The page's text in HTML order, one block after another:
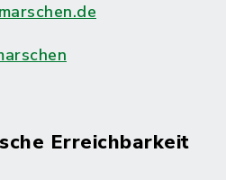
Erreichbarkeit